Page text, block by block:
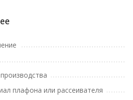
плафона или рассеивателя